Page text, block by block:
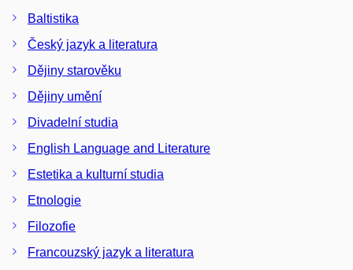
Baltistika
Český jazyk a literatura
Dějiny starověku
Dějiny umění
Divadelní studia
English Language and Literature
Estetika a kulturní studia
Etnologie
Filozofie
Francouzský jazyk a literatura